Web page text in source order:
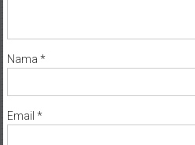
Nama *
Email *